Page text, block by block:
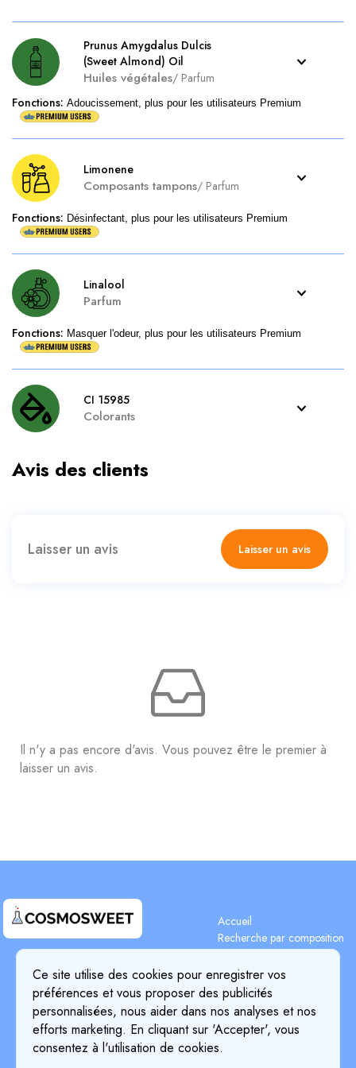
Prunus Amygdalus Dulcis
(Sweet Almond) Oil
Huiles végétales/ Parfum
Fonctions: Adoucissement, plus pour les utilisateurs Premium
Limonene
Composants tampons/ Parfum
Fonctions: Désinfectant, plus pour les utilisateurs Premium
Linalool
Parfum
Fonctions: Masquer l'odeur, plus pour les utilisateurs Premium
CI 15985
Colorants
Avis des clients
Laisser un avis Laisser un avis
Il n'y a pas encore d'avis. Vous pouvez être le premier à
laisser un avis.
Ce site utilise des cookies pour enregistrer vos
préférences et vous proposer des publicités
personnalisées, nous aider dans nos analyses et nos
efforts marketing. En cliquant sur 'Accepter', vous
consentez à l'utilisation de cookies.
Accueil
Recherche par composition
Recherche d'ingrédients
Blog
Tarifs
Détails de paiement
À propos de nous
Privacy Policy
Cookie Policy
Return & Refund Policy